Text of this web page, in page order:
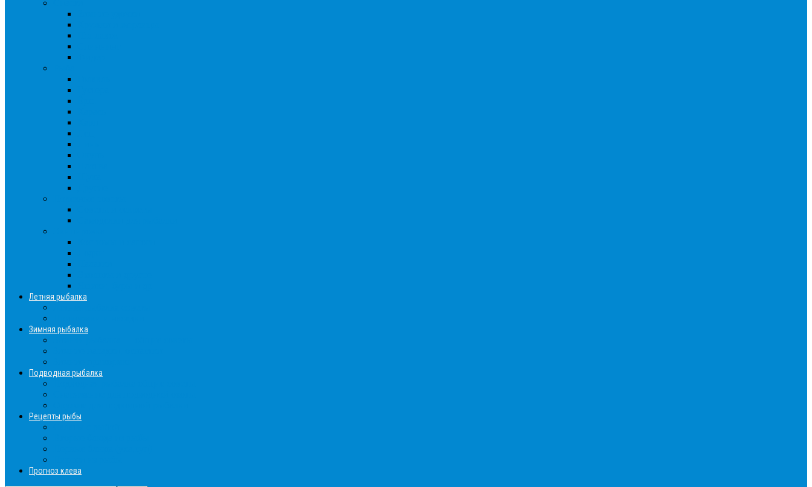
Летняя рыбалка
Зимняя рыбалка
Подводная рыбалка
Рецепты рыбы
Прогноз клева